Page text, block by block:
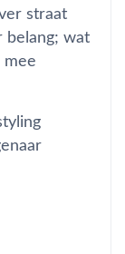
straat
belang; wat
mee